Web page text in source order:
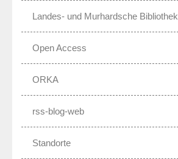
Landes- und Murhardsche Bibliothek
Open Access
ORKA
rss-blog-web
Standorte